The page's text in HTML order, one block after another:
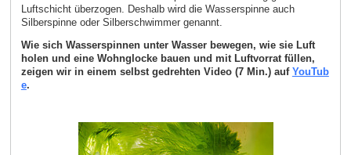
Luftschicht überzogen. Deshalb wird die Wasserspinne auch
Silberspinne oder Silberschwimmer genannt.
Wie sich Wasserspinnen unter Wasser bewegen, wie sie Luft
holen und eine Wohnglocke bauen und mit Luftvorrat füllen,
zeigen wir in einem selbst gedrehten Video (7 Min.) auf YouTub
e.